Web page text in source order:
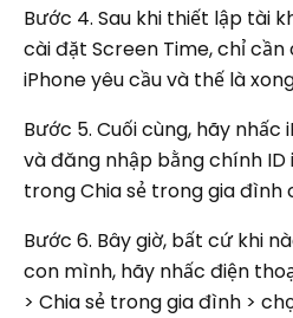
Bước 4. Sau khi thiết lập tài
cài đặt Screen Time, chỉ
iPhone yêu cầu và thế là
Bước 5. Cuối cùng, hãy nhấc
và đăng nhập bằng chính
trong Chia sẻ trong gia đình
Bước 6. Bây giờ, bất cứ khi
con mình, hãy nhấc điện
> Chia sẻ trong gia đình >